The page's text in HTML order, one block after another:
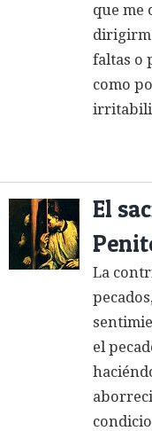
que me
faltas o
como
El
La
el